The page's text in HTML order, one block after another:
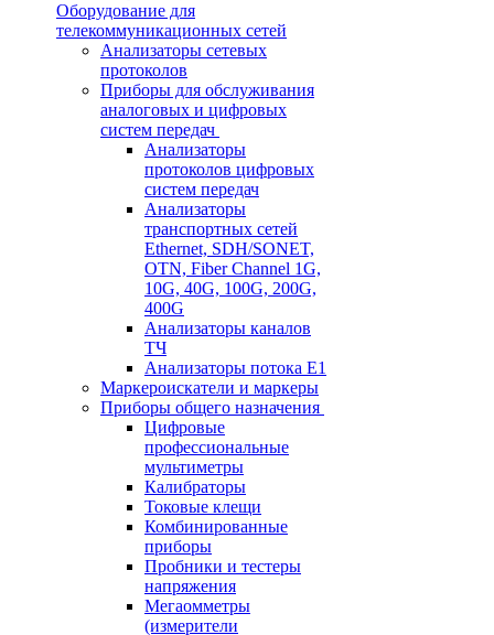
Оборудование для
телекоммуникационных сетей
Анализаторы сетевых
протоколов
Приборы для обслуживания
аналоговых и цифровых
систем передач
Анализаторы
протоколов цифровых
систем передач
Анализаторы
транспортных сетей
Ethernet, SDH/SONET,
OTN, Fiber Channel 1G,
10G, 40G, 100G, 200G,
400G
Анализаторы каналов
ТЧ
Анализаторы потока Е1
Маркероискатели и маркеры
Приборы общего назначения
Цифровые
профессиональные
мультиметры
Калибраторы
Токовые клещи
Комбинированные
приборы
Пробники и тестеры
напряжения
Мегаомметры
(измерители